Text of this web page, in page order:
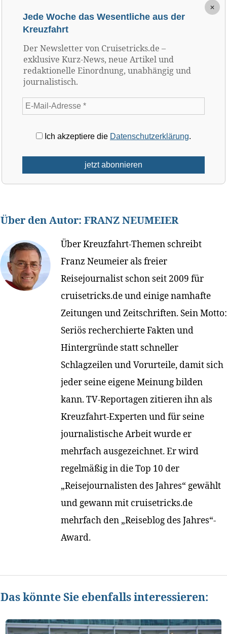
×
Jede Woche das Wesentliche aus der
Kreuzfahrt
Der Newsletter von Cruisetricks.de –
exklusive Kurz-News, neue Artikel und
redaktionelle Einordnung, unabhängig und
journalistisch.
Ich akzeptiere die Datenschutzerklärung.
Über den Autor: FRANZ NEUMEIER
Über Kreuzfahrt-Themen schreibt
Franz Neumeier als freier
Reisejournalist schon seit 2009 für
cruisetricks.de und einige namhafte
Zeitungen und Zeitschriften. Sein Motto:
Seriös recherchierte Fakten und
Hintergründe statt schneller
Schlagzeilen und Vorurteile, damit sich
jeder seine eigene Meinung bilden
kann. TV-Reportagen zitieren ihn als
Kreuzfahrt-Experten und für seine
journalistische Arbeit wurde er
mehrfach ausgezeichnet. Er wird
regelmäßig in die Top 10 der
„Reisejournalisten des Jahres“ gewählt
und gewann mit cruisetricks.de
mehrfach den „Reiseblog des Jahres“-
Award.
Das könnte Sie ebenfalls interessieren: